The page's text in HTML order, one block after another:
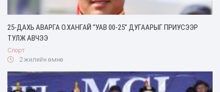
25-ДАХЬ АВАРГА О.ХАНГАЙ “УАВ 00-25” ДУГААРЫГ ПРИУСЭЭР
ТУЛЖ АВЧЭЭ
Спорт
2 жилийн өмнө